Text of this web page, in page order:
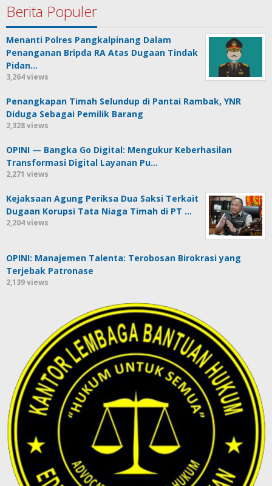
Berita Populer
Menanti Polres Pangkalpinang Dalam
Penanganan Bripda RA Atas Dugaan Tindak
Pidan…
3,264 views
Penangkapan Timah Selundup di Pantai Rambak, YNR
Diduga Sebagai Pemilik Barang
2,328 views
OPINI — Bangka Go Digital: Mengukur Keberhasilan
Transformasi Digital Layanan Pu…
2,271 views
Kejaksaan Agung Periksa Dua Saksi Terkait
Dugaan Korupsi Tata Niaga Timah di PT …
2,204 views
OPINI: Manajemen Talenta: Terobosan Birokrasi yang
Terjebak Patronase
2,139 views